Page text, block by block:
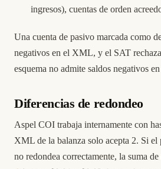
ingresos), cuentas de orden
Una cuenta de pasivo marcada como
negativos en el XML, y el SAT
esquema no admite saldos negativos en
Diferencias de redondeo
Aspel COI trabaja internamente con
XML de la balanza solo acepta 2. Si el
no redondea correctamente, la suma